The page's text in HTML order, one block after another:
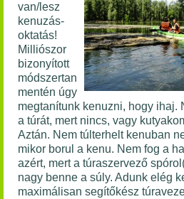
van/lesz
kenuzás-
oktatás!
Milliószor
bizonyított
módszertan
mentén úgy
megtanítunk kenuzni, hogy ihaj.
a túrát, mert nincs, vagy
Aztán. Nem túlterhelt kenuban
mikor borul a kenu. Nem fog a
azért, mert a túraszervező
nagy benne a súly. Adunk elég
maximálisan segítőkész